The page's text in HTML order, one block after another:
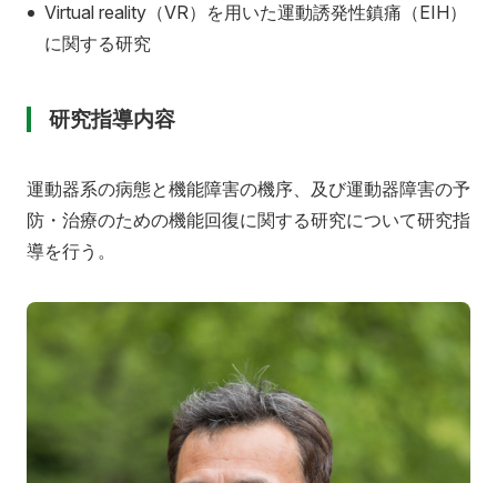
Virtual reality（VR） を用いた運動誘発性鎮痛（EIH）
に関する研究
研究指導内容
運動器系の病態と機能障害の機序、及び運動器障害の予
防・治療のための機能回復に関する研究について研究指
導を行う。